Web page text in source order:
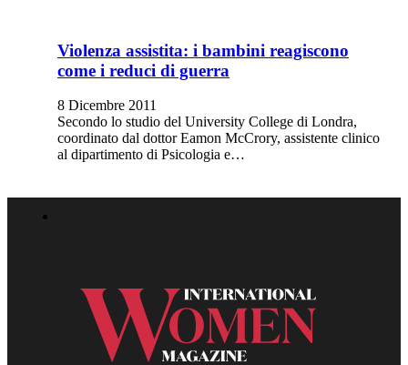
Violenza assistita: i bambini reagiscono
come i reduci di guerra
8 Dicembre 2011
Secondo lo studio del University College di Londra,
coordinato dal dottor Eamon McCrory, assistente clinico
al dipartimento di Psicologia e…